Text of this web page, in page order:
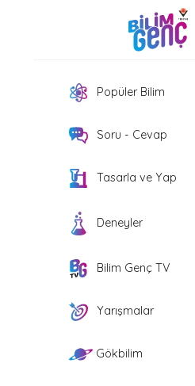
Popüler Bilim
Soru - Cevap
Tasarla ve Yap
Deneyler
Bilim Genç TV
Yarışmalar
Gökbilim